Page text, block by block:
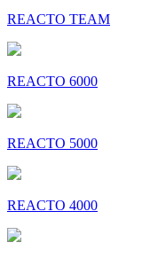
REACTO TEAM
REACTO 6000
REACTO 5000
REACTO 4000